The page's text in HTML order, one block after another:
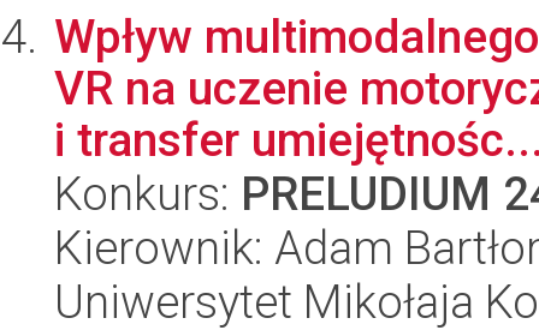
Wpływ
VR na uczenie
i transfer
Konkurs: PRELUDIUM
Kierownik: Adam
Uniwersytet Mikołaja